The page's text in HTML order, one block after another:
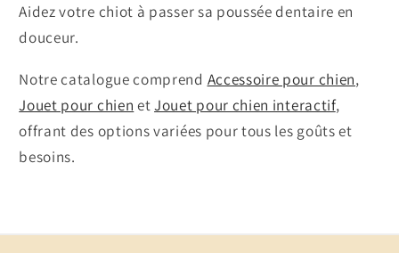
Aidez votre chiot à passer sa poussée dentaire en
douceur.
Notre catalogue comprend Accessoire pour chien,
Jouet pour chien etJouet pour chien interactif,
offrant des options variées pour tous les goûts et
besoins.